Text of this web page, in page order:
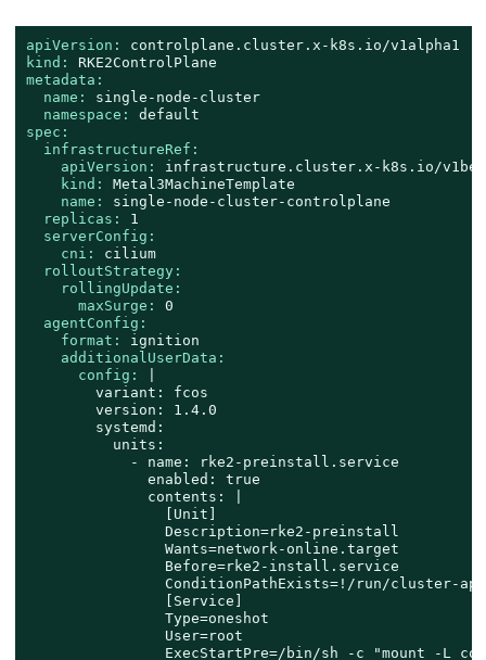
apiVersion:
controlplane.cluster.x-k8s.io/v1alpha1
kind:
RKE2ControlPlane
metadata:
name:
single-node-cluster
namespace:
default
spec:
infrastructureRef:
apiVersion:
infrastructure.cluster.x-k8s.io/
kind:
Metal3MachineTemplate
name:
single-node-cluster-controlplane
replicas:
1
serverConfig:
cni:
cilium
rolloutStrategy:
rollingUpdate:
maxSurge:
0
agentConfig:
format:
ignition
additionalUserData:
config:
        variant: fcos
        version: 1.4.0
        systemd:
          units:
            - name: rke2-preinstall.service
              enabled: true
              contents: |
                [Unit]
                Description=rke2-preinstall
                Wants=network-online.target
                Before=rke2-install.service
ConditionPathExists=!/run/cluster-
                [Service]
                Type=oneshot
                User=root
ExecStartPre=/bin/sh -c "mount -L